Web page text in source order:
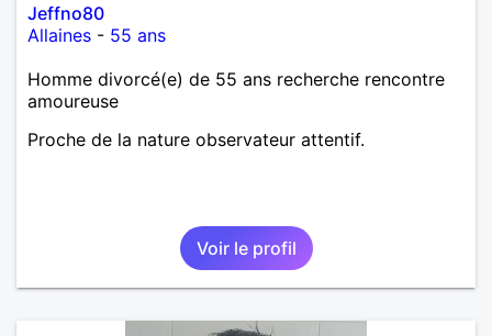
Jeffno80
Allaines - 55 ans
Homme divorcé(e) de 55 ans recherche rencontre
amoureuse
Proche de la nature observateur attentif.
Voir le profil